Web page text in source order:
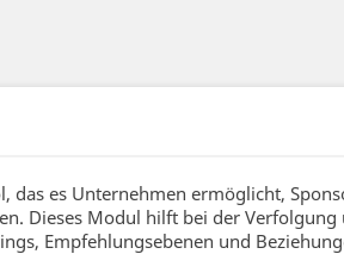
das es Unternehmen ermöglicht,
Dieses Modul hilft bei der
Empfehlungsebenen und